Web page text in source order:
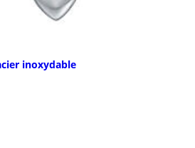
inoxydable